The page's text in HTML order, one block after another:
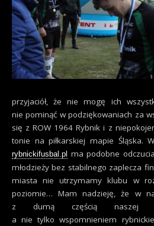
przyjaciół, że nie mogę ich
nie pominąć w podziękowaniach za
się z ROW 1964 Rybnik i z
tonie na piłkarskiej mapie Śląska.
rybnickifusbal.pl ma podobne
młodzieży bez stabilnego zaplecza
miasta nie utrzymamy klubu w
poziomie… Mam nadzieję, że w
z dumą częścią naszej
a nie tylko wspomnieniem